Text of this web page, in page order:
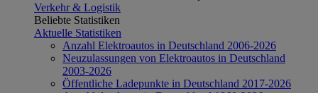
Verkehr & Logistik
Beliebte Statistiken
Aktuelle Statistiken
Anzahl Elektroautos in Deutschland 2006-2026
Neuzulassungen von Elektroautos in Deutschland
2003-2026
Öffentliche Ladepunkte in Deutschland 2017-2026